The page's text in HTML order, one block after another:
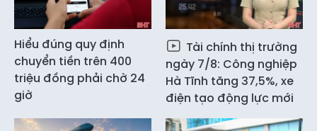
Hiểu đúng quy định
chuyển tiền trên 400
triệu đồng phải chờ 24
giờ
Tài chính thị trường
ngày 7/8: Công nghiệp
Hà Tĩnh tăng 37,5%, xe
điện tạo động lực mới